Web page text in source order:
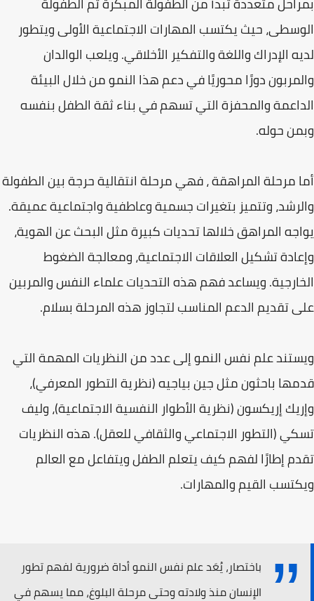
الوسطى، حيث يكتسب المهارات الاجتماعية الأولى ويتطور
لديه الإدراك واللغة والتفكير الأخلاقي. ويلعب الوالدان
والمربون دورًا محوريًا في دعم هذا النمو من خلال البيئة
الداعمة والمحفزة التي تسهم في بناء ثقة الطفل بنفسه
وبمن حوله.
أما مرحلة المراهقة ، فهي مرحلة انتقالية حرجة بين الطفولة
والرشد، وتتميز بتغيرات جسمية وعاطفية واجتماعية عميقة.
يواجه المراهق خلالها تحديات كبيرة مثل البحث عن الهوية،
وإعادة تشكيل العلاقات الاجتماعية، ومعالجة الضغوط
الخارجية. ويساعد فهم هذه التحديات علماء النفس والمربين
على تقديم الدعم المناسب لتجاوز هذه المرحلة بسلام.
ويستند علم نفس النمو إلى عدد من النظريات المهمة التي
قدمها باحثون مثل جين بياجيه (نظرية التطور المعرفي)،
وإريك إريكسون (نظرية الأطوار النفسية الاجتماعية)، وليف
تسكي (التطور الاجتماعي والثقافي للعقل). هذه النظريات
تقدم إطارًا لفهم كيف يتعلم الطفل ويتفاعل مع العالم
ويكتسب القيم والمهارات.
باختصار، يُعَد علم نفس النمو أداة ضرورية لفهم تطور
الإنسان منذ ولادته وحتى مرحلة البلوغ، مما يسهم في